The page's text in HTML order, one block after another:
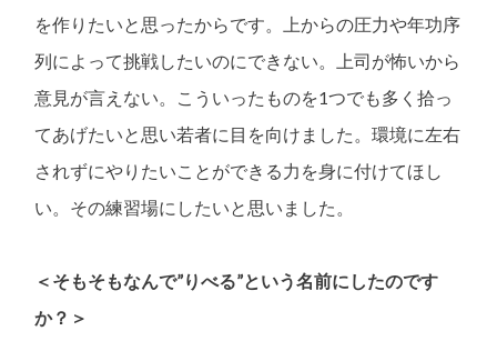
を作りたいと思ったからです。上からの圧力や年功序
列によって挑戦したいのにできない。上司が怖いから
意見が言えない。こういったものを1つでも多く拾っ
てあげたいと思い若者に目を向けました。環境に左右
されずにやりたいことができる力を身に付けてほし
い。その練習場にしたいと思いました。
＜そもそもなんで”りべる”という名前にしたのです
か？＞